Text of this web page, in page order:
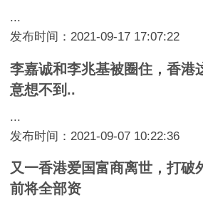
...
发布时间：2021-09-17 17:07:22
李嘉诚和李兆基被圈住，香港
意想不到..
...
发布时间：2021-09-07 10:22:36
又一香港爱国富商离世，打破
前将全部资